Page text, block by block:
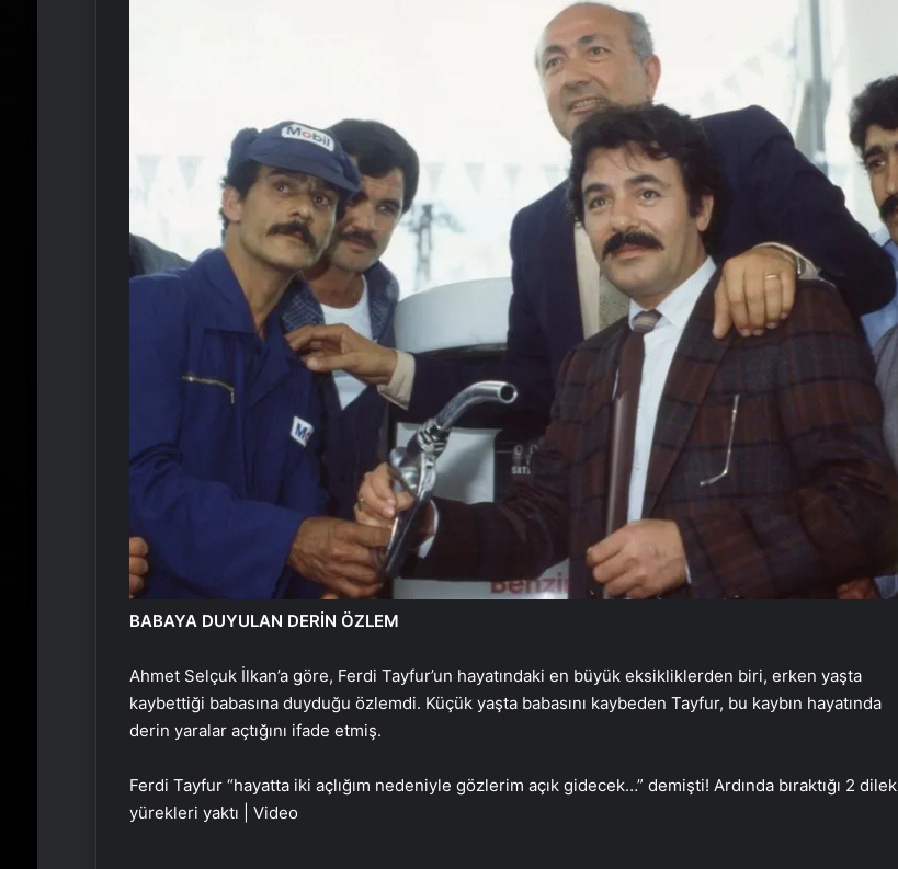
BABAYA DUYULAN DERİN ÖZLEM
Ahmet Selçuk İlkan’a göre, Ferdi Tayfur’un hayatındaki en büyük eksikliklerden biri, erken yaşta
kaybettiği babasına duyduğu özlemdi. Küçük yaşta babasını kaybeden Tayfur, bu kaybın hayatında
derin yaralar açtığını ifade etmiş.
Ferdi Tayfur “hayatta iki açlığım nedeniyle gözlerim açık gidecek…” demişti! Ardında bıraktığı 2 dilek
yürekleri yaktı | Video